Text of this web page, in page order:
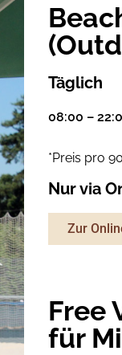
Täglich
08:00 –
*Preis pro
Nur via
Zur
Free
für